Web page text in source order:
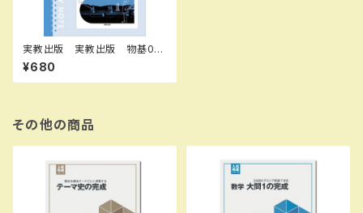
実教出版 実教出版 物基00
7-902 高校物理基礎 新訂版
エブリィノート 新品 問題集
本体のみ別冊解答なし 新品
ISBN-10： SKU：004020
400
¥680
その他の商品